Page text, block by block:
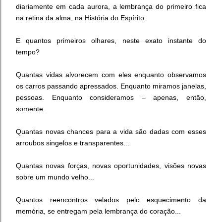
diariamente em cada aurora, a lembrança do primeiro fica
na retina da alma, na História do Espírito.
E quantos primeiros olhares, neste exato instante do
tempo?
Quantas vidas alvorecem com eles enquanto observamos
os carros passando apressados. Enquanto miramos janelas,
pessoas. Enquanto consideramos – apenas, então,
somente.
Quantas novas chances para a vida são dadas com esses
arroubos singelos e transparentes...
Quantas novas forças, novas oportunidades, visões novas
sobre um mundo velho...
Quantos reencontros velados pelo esquecimento da
memória, se entregam pela lembrança do coração...